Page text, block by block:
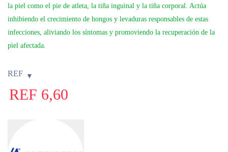
la piel como el pie de atleta, la tiña inguinal y la tiña corporal. Actúa
inhibiendo el crecimiento de hongos y levaduras responsables de estas
infecciones, aliviando los síntomas y promoviendo la recuperación de la
piel afectada.
REF
REF 6,60